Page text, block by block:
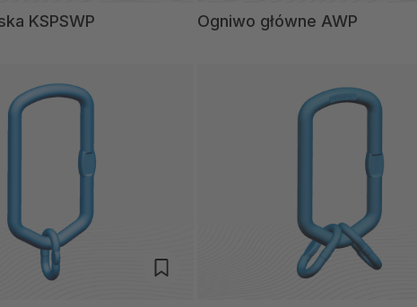
KSPSWP Ogniwo główne AWP